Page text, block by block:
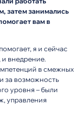
затем занимались
вам в
я и сейчас
внедрение.
в смежных
за возможность
уровня – были
управления